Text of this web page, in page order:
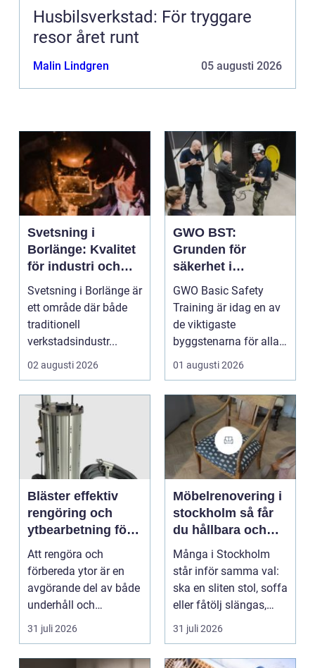
Husbilsverkstad: För tryggare
resor året runt
Malin Lindgren 05 augusti 2026
Svetsning i
Borlänge: Kvalitet
för industri och
konstruktion
Svetsning i Borlänge är
ett område där både
traditionell
verkstadsindustr...
02 augusti 2026
GWO BST:
Grunden för
säkerhet i
vindkraftsbransch
en
GWO Basic Safety
Training är idag en av
de viktigaste
byggstenarna för alla
som vill arbet...
01 augusti 2026
Bläster effektiv
rengöring och
ytbearbetning för
proffs och
hantverkare
Att rengöra och
förbereda ytor är en
avgörande del av både
underhåll och
renovering. Färg, rost,
smu...
31 juli 2026
Möbelrenovering i
stockholm så får
du hållbara och
vackra möbler
Många i Stockholm
står inför samma val:
ska en sliten stol, soffa
eller fåtölj slängas,
säljas billi...
31 juli 2026